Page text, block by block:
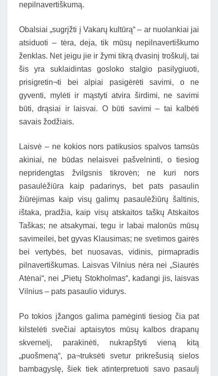
nepilnavertiškumą.
Obalsiai „sugrįžti į Vakarų kultūrą“ – ar nuolankiai jai
atsiduoti – tėra, deja, tik mūsų nepilnavertiškumo
ženklas. Net jeigu jie ir žymi tikrą dvasinį troškulį, tai
šis yra suklaidintas gosloko stalgio pasilygiuoti,
prisigretin¬ti bei alpiai pasigėrėti savimi, o ne
gyventi, mylėti ir mąstyti atvira širdimi, ne savimi
būti, drąsiai ir laisvai. O būti savimi – tai kalbėti
savais žodžiais.
Laisvė – ne kokios nors patikusios spalvos tamsūs
akiniai, ne būdas nelaisvei pašvelninti, o tiesiog
nepridengtas žvilgsnis tikrovėn; ne kuri nors
pasaulėžiūra kaip padarinys, bet pats pasaulin
žiūrėjimas kaip visų galimų pasaulėžiūrų šaltinis,
ištaka, pradžia, kaip visų atskaitos taškų Atskaitos
Taškas; ne atsakymai, tegu ir labai malonūs mūsų
savimeilei, bet gyvas Klausimas; ne svetimos gairės
bei vertybės, bet nuosavas, vidinis, pirmapradis
pilnavertiškumas. Laisvas Vilnius nėra nei „Siaurės
Atėnai“, nei „Pietų Stokholmas“, kadangi jis, laisvas
Vilnius – pats pasaulio vidurys.
Po tokios įžangos galima pamėginti tiesiog čia pat
kilstelėti svečiai aptaisytos mūsų kalbos drapanų
skvernelį, parakinėti, nukrapštyti vieną kitą
„puošmeną“, pa¬truksėti svetur prikrešusią sielos
bambagyslę, šiek tiek atinterpretuoti savo pasaulį